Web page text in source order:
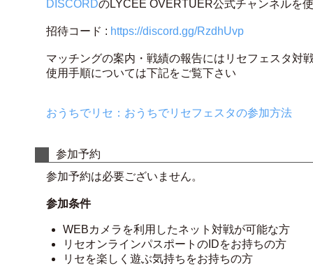
DISCORDのLYCEE OVERTUER公式チャンネルを
招待コード : https://discord.gg/RzdhUvp
マッチングの案内・戦績の報告にはリセフェスタ対
使用手順については下記をご覧下さい
おうちでリセ：おうちでリセフェスタの参加方法
参加予約
参加予約は必要ございません。
参加条件
WEBカメラを利用したネット対戦が可能な方
リセオンラインパスポートのIDをお持ちの方
リセを楽しく遊ぶ気持ちをお持ちの方